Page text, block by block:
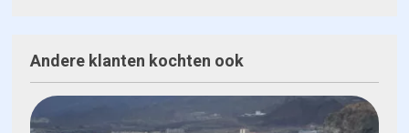
Andere klanten kochten ook